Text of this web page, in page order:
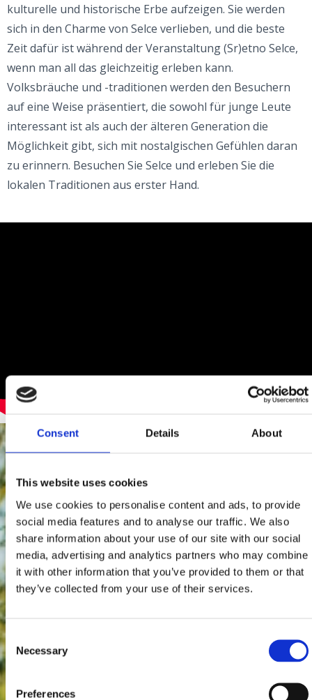
Consent Details About
This website uses cookies
We use cookies to personalise content and ads, to provide
social media features and to analyse our traffic. We also
share information about your use of our site with our social
media, advertising and analytics partners who may combine
it with other information that you’ve provided to them or that
they’ve collected from your use of their services.
Consent
Selection
Necessary
Preferences
kulturelle und historische Erbe aufzeigen. Sie werden
sich in den Charme von Selce verlieben, und die beste
Zeit dafür ist während der Veranstaltung (Sr)etno Selce,
wenn man all das gleichzeitig erleben kann.
Volksbräuche und -traditionen werden den Besuchern
auf eine Weise präsentiert, die sowohl für junge Leute
interessant ist als auch der älteren Generation die
Möglichkeit gibt, sich mit nostalgischen Gefühlen daran
zu erinnern. Besuchen Sie Selce und erleben Sie die
lokalen Traditionen aus erster Hand.